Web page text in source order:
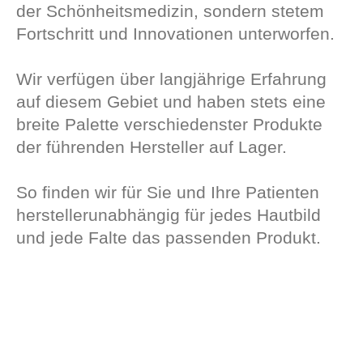
der Schönheitsmedizin, sondern stetem
Fortschritt und Innovationen unterworfen.
Wir verfügen über langjährige Erfahrung
auf diesem Gebiet und haben stets eine
breite Palette verschiedenster Produkte
der führenden Hersteller auf Lager.
So finden wir für Sie und Ihre Patienten
herstellerunabhängig für jedes Hautbild
und jede Falte das passenden Produkt.